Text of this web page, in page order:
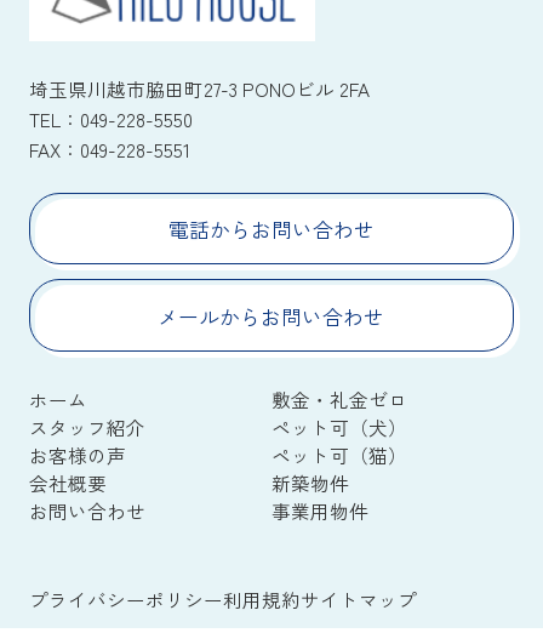
埼玉県川越市脇田町27-3 PONOビル 2FA
TEL： 049-228-5550
FAX： 049-228-5551
電話からお問い合わせ
メールからお問い合わせ
ホーム
敷金・礼金ゼロ
スタッフ紹介
ペット可（犬）
お客様の声
ペット可（猫）
会社概要
新築物件
お問い合わせ
事業用物件
プライバシーポリシー利用規約サイトマップ